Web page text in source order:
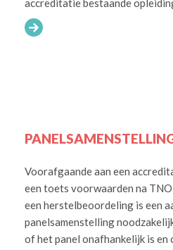
accreditatie bestaande
Voorafgaande aan een
een toets voorwaarden na
een herstelbeoordeling is een
panelsamenstelling
of het panel onafhankelijk is en